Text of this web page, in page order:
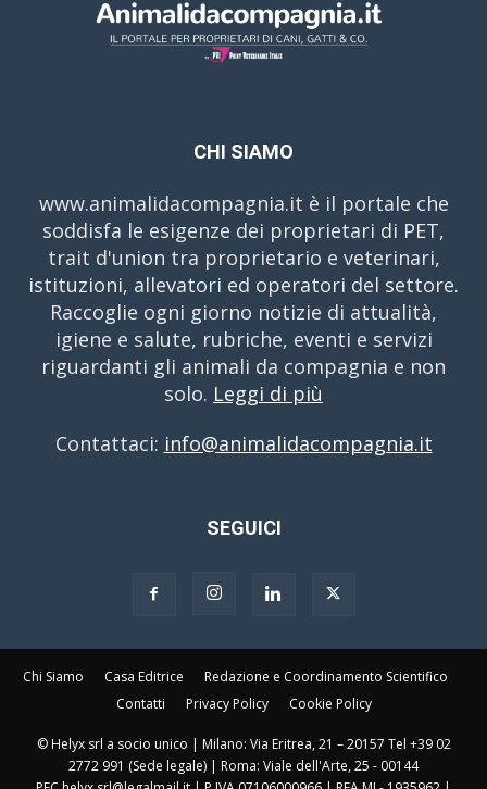
CHI SIAMO
www.animalidacompagnia.it è il portale che
soddisfa le esigenze dei proprietari di PET,
trait d'union tra proprietario e veterinari,
istituzioni, allevatori ed operatori del settore.
Raccoglie ogni giorno notizie di attualità,
igiene e salute, rubriche, eventi e servizi
riguardanti gli animali da compagnia e non
solo. Leggi di più
Contattaci: info@animalidacompagnia.it
SEGUICI
Chi Siamo Casa Editrice
Redazione e Coordinamento Scientifico
Contatti
Privacy Policy Cookie Policy
© Helyx srl a socio unico | Milano: Via Eritrea, 21 – 20157 Tel +39 02
2772 991 (Sede legale) | Roma: Viale dell'Arte, 25 - 00144